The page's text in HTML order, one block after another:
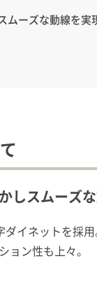
ムーズな動線を実
しスムーズ
イネットを採
ョン性も上々。